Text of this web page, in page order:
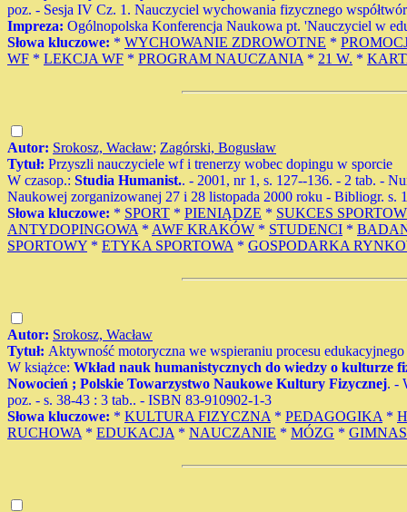
poz. - Sesja IV Cz. 1. Nauczyciel wychowania fizycznego
Impreza: Ogólnopolska Konferencja Naukowa pt. 'Nauczyciel w
Słowa kluczowe: * WYCHOWANIE ZDROWOTNE *
WF * LEKCJA WF * PROGRAM NAUCZANIA * 21 W. *
Autor: Srokosz, Wacław; Zagórski, Bogusław
Tytuł: Przyszli nauczyciele wf i trenerzy wobec dopingu w sporcie
W czasop.: Studia Humanist.. - 2001, nr 1, s. 127--136. - 2 tab. -
Naukowej zorganizowanej 27 i 28 listopada 2000 roku - Bibliogr. s.
Słowa kluczowe: * SPORT * PIENIĄDZE * SUKCES
ANTYDOPINGOWA * AWF KRAKÓW * STUDENCI *
SPORTOWY * ETYKA SPORTOWA * GOSPODARKA
Autor: Srokosz, Wacław
Tytuł: Aktywność motoryczna we wspieraniu procesu edukacyjnego
W książce: Wkład nauk humanistycznych do wiedzy o kulturze
Nowocień ; Polskie Towarzystwo Naukowe Kultury Fizycznej. -
poz. - s. 38-43 : 3 tab.. - ISBN 83-910902-1-3
Słowa kluczowe: * KULTURA FIZYCZNA * PEDAGOGIKA *
RUCHOWA * EDUKACJA * NAUCZANIE * MÓZG *